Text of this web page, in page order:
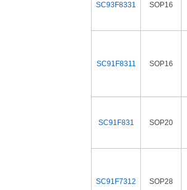
SC93F8331 SOP16
SC91F8311 SOP16
SC91F831 SOP20
SC91F7312 SOP28